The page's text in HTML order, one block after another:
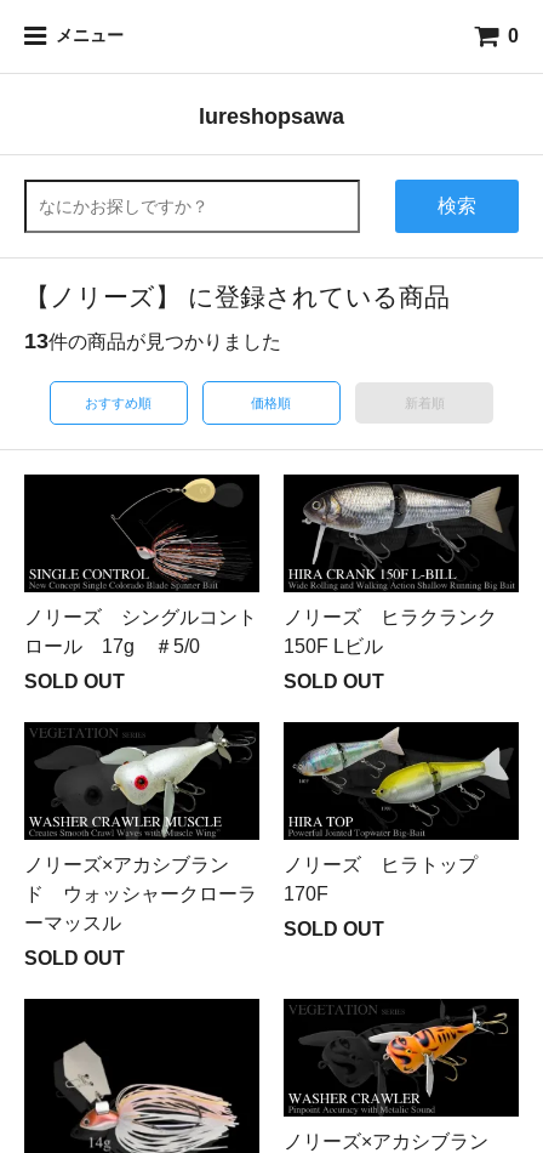
メニュー 0
lureshopsawa
検索
【ノリーズ】 に登録されている商品
13件の商品が見つかりました
おすすめ順 価格順 新着順
ノリーズ シングルコント
ロール 17g ＃5/0
SOLD OUT
ノリーズ ヒラクランク
150F Lビル
SOLD OUT
ノリーズ×アカシブラン
ド ウォッシャークローラ
ーマッスル
SOLD OUT
ノリーズ ヒラトップ
170F
SOLD OUT
ノリーズ×アカシブラン